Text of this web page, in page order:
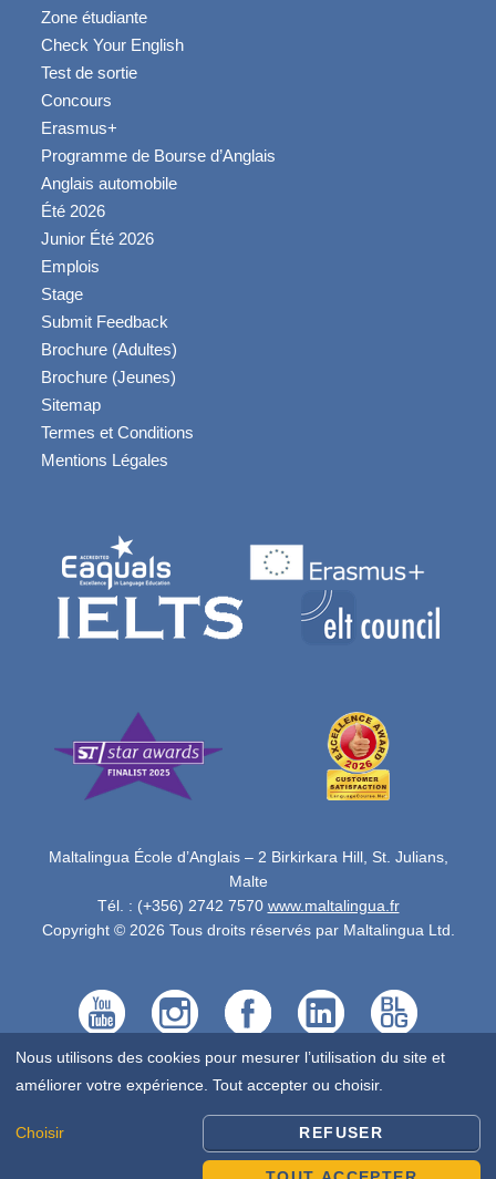
Zone étudiante
Check Your English
Test de sortie
Concours
Erasmus+
Programme de Bourse d’Anglais
Anglais automobile
Été 2026
Junior Été 2026
Emplois
Stage
Submit Feedback
Brochure (Adultes)
Brochure (Jeunes)
Sitemap
Termes et Conditions
Mentions Légales
Maltalingua École d’Anglais – 2 Birkirkara Hill, St. Julians,
Malte
Tél. : (+356) 2742 7570 www.maltalingua.fr
Copyright © 2026 Tous droits réservés par Maltalingua Ltd.
Nous utilisons des cookies pour mesurer l’utilisation du site et
améliorer votre expérience. Tout accepter ou choisir.
Choisir REFUSER